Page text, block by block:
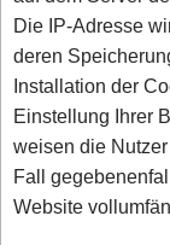
Die IP-Adresse
deren
Installation der
Einstellung Ihrer
weisen die
Fall
Website